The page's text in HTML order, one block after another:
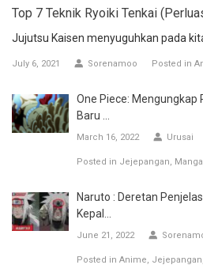
Top 7 Teknik Ryoiki Tenkai
Jujutsu Kaisen menyuguhkan pada
July 6, 2021 Sorenamoo Posted in
One Piece: Mengungkap
Baru ...
March 16, 2022 Urusai
Posted in Jejepangan Manga
Naruto : Deretan
Kepal...
June 21, 2022
Posted in Anime Jejepangan